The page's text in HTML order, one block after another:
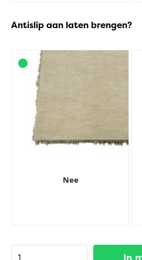
Antislip aan laten brengen?
Nee